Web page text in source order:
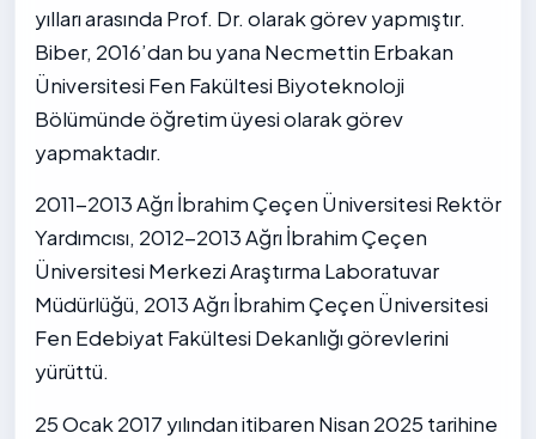
yılları arasında Prof. Dr. olarak görev yapmıştır.
Biber, 2016’dan bu yana Necmettin Erbakan
Üniversitesi Fen Fakültesi Biyoteknoloji
Bölümünde öğretim üyesi olarak görev
yapmaktadır.
2011-2013 Ağrı İbrahim Çeçen Üniversitesi Rektör
Yardımcısı, 2012-2013 Ağrı İbrahim Çeçen
Üniversitesi Merkezi Araştırma Laboratuvar
Müdürlüğü, 2013 Ağrı İbrahim Çeçen Üniversitesi
Fen Edebiyat Fakültesi Dekanlığı görevlerini
yürüttü.
25 Ocak 2017 yılından itibaren Nisan 2025 tarihine